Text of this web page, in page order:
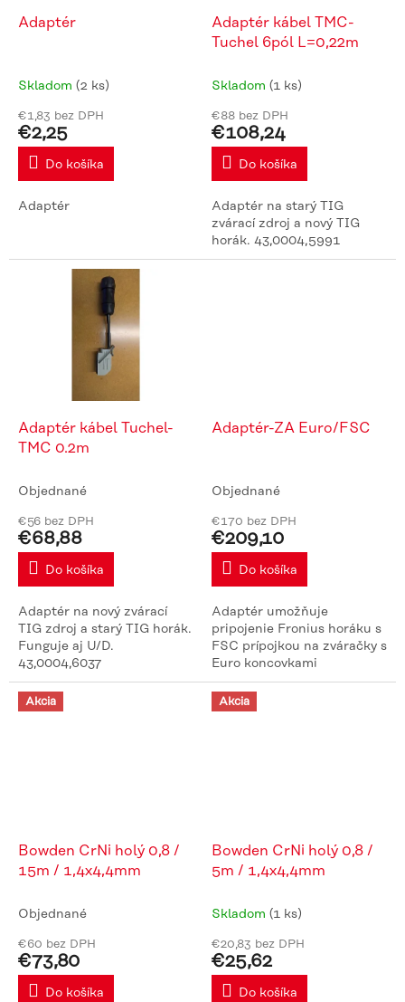
dAdaptér
Skladom (2 ks)
€1,83 bez DPH
€2,25
Do košíka
Adaptér
Adaptér kábel TMC-
Tuchel 6pól L=0,22m
Skladom (1 ks)
€88 bez DPH
€108,24
Do košíka
Adaptér na starý TIG
zvárací zdroj a nový TIG
horák. 43,0004,5991
Adaptér kábel Tuchel-
TMC 0.2m
Objednané
€56 bez DPH
€68,88
Do košíka
Adaptér na nový zvárací
TIG zdroj a starý TIG horák.
Funguje aj U/D.
43,0004,6037
Adaptér-ZA Euro/FSC
Objednané
€170 bez DPH
€209,10
Do košíka
Adaptér umožňuje
pripojenie Fronius horáku s
FSC prípojkou na zváračky s
Euro koncovkami
44,0350,3329
Akcia
Bowden CrNi holý 0,8 /
15m / 1,4x4,4mm
Objednané
€60 bez DPH
€73,80
Do košíka
Akcia
Bowden CrNi holý 0,8 /
5m / 1,4x4,4mm
Skladom (1 ks)
€20,83 bez DPH
€25,62
Do košíka